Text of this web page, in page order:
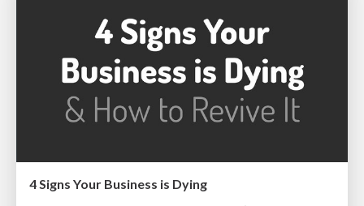
4 Signs Your Business is Dying